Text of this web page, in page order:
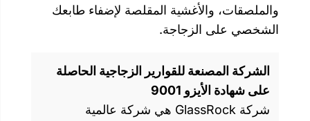
المقلصة لإضفاء طابعك
للقوارير الزجاجية الحاصلة
شركة GlassRock هي شركة عالمية